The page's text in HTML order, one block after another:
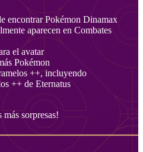
encontrar Pokémon Dinamax
aparecen en Combates
el avatar
Pokémon
++, incluyendo
++ de Eternatus
más sorpresas!